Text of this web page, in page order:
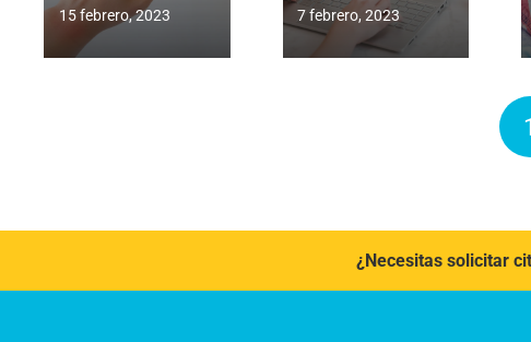
15 febrero, 2023 7 febrero, 2023
1
¿Necesitas solicitar